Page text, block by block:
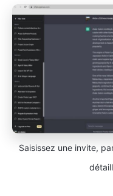
Saisissez une invite,